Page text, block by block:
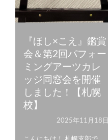
『ほし×こえ』鑑賞
会＆第2回パフォー
ミングアーツカレ
ッジ同窓会を開催
しました！【札幌
校】
2025年11月18日